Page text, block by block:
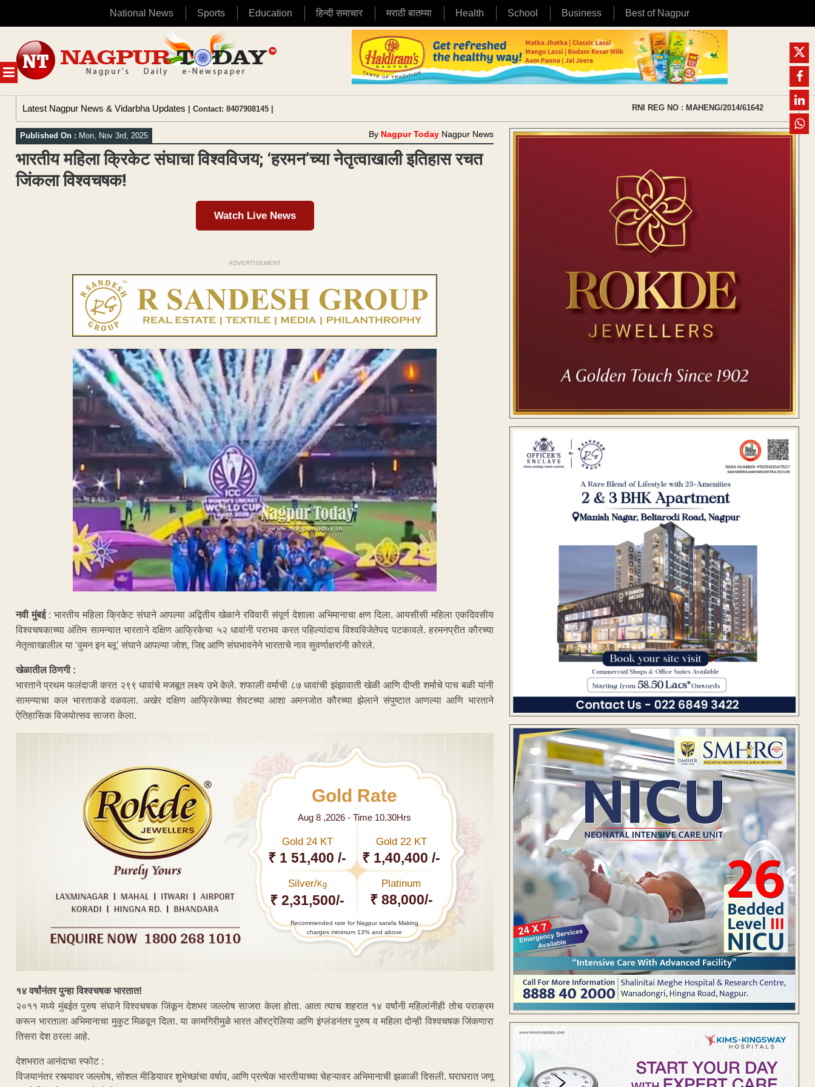
National News Sports Education हिन्दी समाचार मराठी बातम्या Health School Business Best of Nagpur
MENU
content
Latest Nagpur News & Vidarbha Updates | Contact: 8407908145 | RNI REG NO : MAHENG/2014/61642
Published On : Mon, Nov 3rd, 2025 By Nagpur Today Nagpur News
भारतीय महिला क्रिकेट संघाचा विश्वविजय; ‘हरमन’च्या नेतृत्वाखाली इतिहास रचत
जिंकला विश्वचषक!
Watch Live News
ADVERTISEMENT
नवी मुंबई : भारतीय महिला क्रिकेट संघाने आपल्या अद्वितीय खेळाने रविवारी संपूर्ण देशाला अभिमानाचा क्षण दिला. आयसीसी महिला एकदिवसीय
विश्वचषकाच्या अंतिम सामन्यात भारताने दक्षिण आफ्रिकेचा ५२ धावांनी पराभव करत पहिल्यांदाच विश्वविजेतेपद पटकावले. हरमनप्रीत कौरच्या
नेतृत्वाखालील या ‘वुमन इन ब्लू’ संघाने आपल्या जोश, जिद्द आणि संघभावनेने भारताचे नाव सुवर्णाक्षरांनी कोरले.
खेळातील ठिणगी :
भारताने प्रथम फलंदाजी करत २९९ धावांचे मजबूत लक्ष्य उभे केले. शफाली वर्माची ८७ धावांची झंझावाती खेळी आणि दीप्ती शर्माचे पाच बळी यांनी
सामन्याचा कल भारताकडे वळवला. अखेर दक्षिण आफ्रिकेच्या शेवटच्या आशा अमनजोत कौरच्या झेलाने संपुष्टात आणल्या आणि भारताने
ऐतिहासिक विजयोत्सव साजरा केला.
Gold Rate
Aug 8 ,2026 - Time 10.30Hrs
Gold 24 KT
₹ 1 51,400 /-
Gold 22 KT
₹ 1,40,400 /-
Silver/Kg
₹ 2,31,500/-
Platinum
₹ 88,000/-
Recommended rate for Nagpur sarafa Making
charges minimum 13% and above
१४ वर्षांनंतर पुन्हा विश्वचषक भारतात!
२०११ मध्ये मुंबईत पुरुष संघाने विश्वचषक जिंकून देशभर जल्लोष साजरा केला होता. आता त्याच शहरात १४ वर्षांनी महिलांनीही तोच पराक्रम
करून भारताला अभिमानाचा मुकुट मिळवून दिला. या कामगिरीमुळे भारत ऑस्ट्रेलिया आणि इंग्लंडनंतर पुरुष व महिला दोन्ही विश्वचषक जिंकणारा
तिसरा देश ठरला आहे.
देशभरात आनंदाचा स्फोट :
विजयानंतर रस्त्यावर जल्लोष, सोशल मीडियावर शुभेच्छांचा वर्षाव, आणि प्रत्येक भारतीयाच्या चेहऱ्यावर अभिमानाची झळाळी दिसली. घराघरात जणू